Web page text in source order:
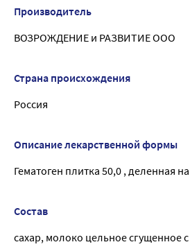
Производитель
ВОЗРОЖДЕНИЕ и РАЗВИТИЕ ООО
Страна происхождения
Россия
Описание лекарственной формы
Гематоген плитка 50,0 , деленная
Состав
сахар, молоко цельное сгущенное